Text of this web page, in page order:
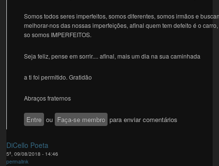
Somos todos seres imperfeitos, somos diferentes, somos irmãos e
melhorar-nos das nossas imperfeições, afinal quem tem defeito é o
so somos IMPERFEITOS.
Seja feliz, pense em sorrir.... afinal, mais um dia na sua caminhada
a ti foi permitido. Gratidão
Abraços fraternos
Entre ou Faça-se membro para enviar comentários
DiCello Poeta
5ª, 09/08/2018 - 14:46
permalink